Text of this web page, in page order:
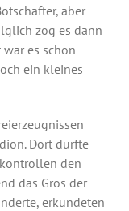
aber
zog es dann
es schon
ein kleines
Dort durfte
den
das Gros der
erkundeten